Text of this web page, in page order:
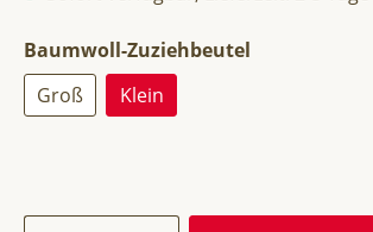
Baumwoll-Zuziehbeutel
Groß
Klein